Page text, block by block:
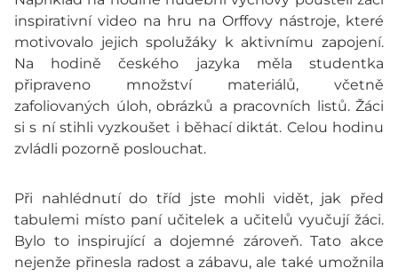
inspirativní video na hru na Orffovy nástroje, které
motivovalo jejich spolužáky k aktivnímu zapojení.
Na hodině českého jazyka měla studentka
připraveno množství materiálů, včetně
zafoliovaných úloh, obrázků a pracovních listů. Žáci
si s ní stihli vyzkoušet i běhací diktát. Celou hodinu
zvládli pozorně poslouchat.
Při nahlédnutí do tříd jste mohli vidět, jak před
tabulemi místo paní učitelek a učitelů vyučují žáci.
Bylo to inspirující a dojemné zároveň. Tato akce
nejenže přinesla radost a zábavu, ale také umožnila